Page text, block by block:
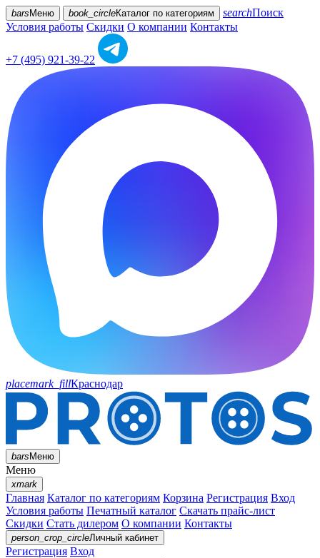
bars Меню book_circleКаталог по категориям searchПоиск
Условия работы Скидки О компании Контакты
+7 (495) 921-39-22
placemark_fillКраснодар
barsМеню
Меню
xmark
Главная Каталог по категориям Корзина Регистрация Вход
Условия работы Печатный каталог Скачать прайс-лист
Скидки Стать дилером О компании Контакты
person_crop_circleЛичный кабинет
Регистрация Вход